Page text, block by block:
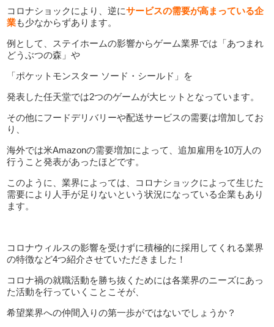
コロナショックにより、逆にサービスの需要が高まっている企
業も少なからずあります。
例として、ステイホームの影響からゲーム業界では「あつまれ
どうぶつの森」や
「ポケットモンスター ソード・シールド」を
発表した任天堂では2つのゲームが大ヒットとなっています。
その他にフードデリバリーや配送サービスの需要は増加してお
り、
海外では米Amazonの需要増加によって、追加雇用を10万人の
行うこと発表があったほどです。
このように、業界によっては、コロナショックによって生じた
需要により人手が足りないという状況になっている企業もあり
ます。
コロナウィルスの影響を受けずに積極的に採用してくれる業界
の特徴など4つ紹介させていただきました！
コロナ禍の就職活動を勝ち抜くためには各業界のニーズにあっ
た活動を行っていくことこそが、
希望業界への仲間入りの第一歩がではないでしょうか？